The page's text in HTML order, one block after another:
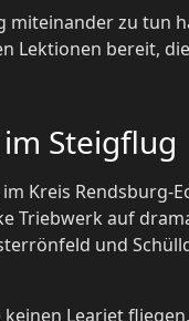
zu tun
Lektionen bereit,
Steigflug
Kreis Rendsburg-
Triebwerk auf
und
keinen Learjet